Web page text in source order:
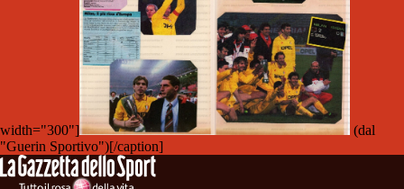
width="300"]
(dal
"Guerin Sportivo")[/caption]